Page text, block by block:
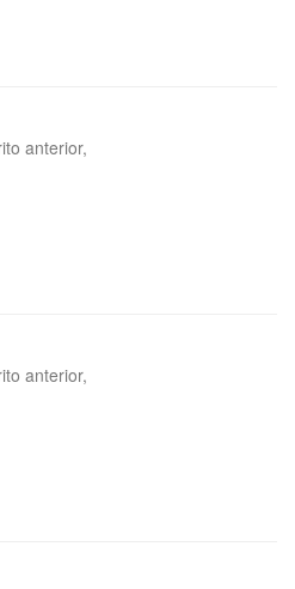
anterior,
anterior,